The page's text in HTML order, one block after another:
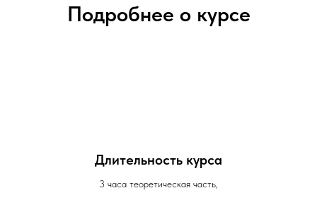
Подробнее о курсе
Длительность курса
3 часа теоретическая часть,